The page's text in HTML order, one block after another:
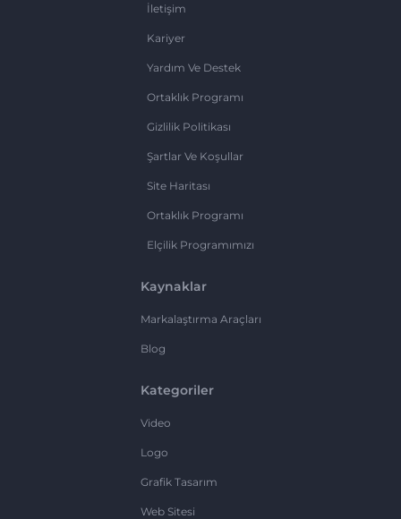
İletişim
Kariyer
Yardım Ve Destek
Ortaklık Programı
Gizlilik Politikası
Şartlar Ve Koşullar
Site Haritası
Ortaklık Programı
Elçilik Programımızı
Kaynaklar
Markalaştırma Araçları
Blog
Kategoriler
Video
Logo
Grafik Tasarım
Web Sitesi